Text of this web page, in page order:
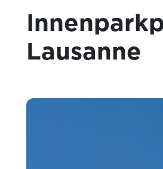
Lausanne
Photos